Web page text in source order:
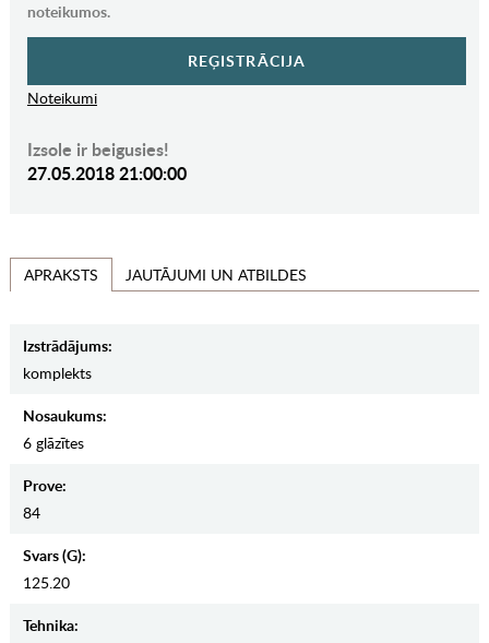
noteikumos.
REĢISTRĀCIJA
Noteikumi
Izsole ir beigusies!
27.05.2018 21:00:00
APRAKSTS JAUTĀJUMI UN ATBILDES
Izstrādājums:
komplekts
Nosaukums:
6 glāzītes
Prove:
84
Svars (g):
125.20
Tehnika: